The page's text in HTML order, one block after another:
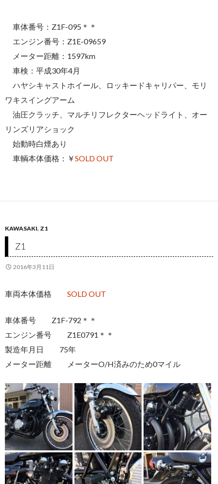
車体番号：Z1F-095＊＊
エンジン番号：Z1E-09659
メーター距離：1597km
車検：平成30年4月
ハヤシキャストホイール、ロッキードキャリパー、モリ
ワキスイングアーム
油圧クラッチ、マルチリフレクターヘッドライト、オー
リンズリアショック
始動時白煙あり
車輌本体価格：￥SOLD OUT
KAWASAKI, Z1
Z1
2016年3月11日
車両本体価格 SOLD OUT
車体番号 Z1F-792＊＊
エンジン番号 Z1E0791＊＊
製造年月日 75年
メーター距離 メーターO/H済みのため0マイル